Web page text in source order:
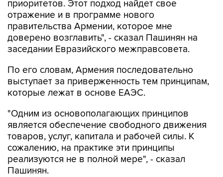
приоритетов. Этот подход найдет свое
отражение и в программе нового
правительства Армении, которое мне
доверено возглавить", - сказал Пашинян на
заседании Евразийского межправсовета.
По его словам, Армения последовательно
выступает за приверженность тем принципам,
которые лежат в основе ЕАЭС.
"Одним из основополагающих принципов
является обеспечение свободного движения
товаров, услуг, капитала и рабочей силы. К
сожалению, на практике эти принципы
реализуются не в полной мере", - сказал
Пашинян.